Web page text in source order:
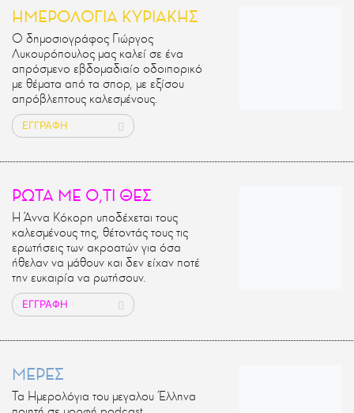
ΗΜΕΡΟΛΟΓΙΑ ΚΥΡΙΑΚΗΣ
Ο δημοσιογράφος Γιώργος
Λυκουρόπουλος μας καλεί σε ένα
απρόσμενο εβδομαδιαίο οδοιπορικό
με θέματα από τα σπορ, με εξίσου
απρόβλεπτους καλεσμένους.
ΕΓΓΡΑΦΗ
ΡΩΤΑ ΜΕ Ο,ΤΙ ΘΕΣ
Η Άννα Κόκορη υποδέχεται τους
καλεσμένους της, θέτοντάς τους τις
ερωτήσεις των ακροατών για όσα
ήθελαν να μάθουν και δεν είχαν ποτέ
την ευκαιρία να ρωτήσουν.
ΕΓΓΡΑΦΗ
ΜΕΡΕΣ
Τα Ημερολόγια του μεγαλου Έλληνα